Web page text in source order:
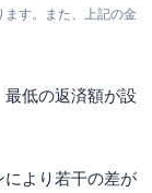
す。また、上記の金
低の返済額が設
により若干の差が